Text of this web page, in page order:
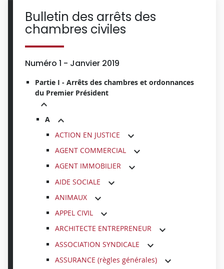
Bulletin des arrêts des
chambres civiles
Numéro 1 - Janvier 2019
Partie I - Arrêts des chambres et ordonnances
du Premier Président
A
ACTION EN JUSTICE
AGENT COMMERCIAL
AGENT IMMOBILIER
AIDE SOCIALE
ANIMAUX
APPEL CIVIL
ARCHITECTE ENTREPRENEUR
ASSOCIATION SYNDICALE
ASSURANCE (règles générales)